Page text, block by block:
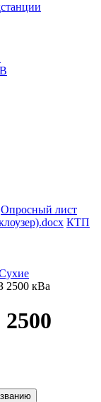
Опросный лист
КТП
2500 кВа